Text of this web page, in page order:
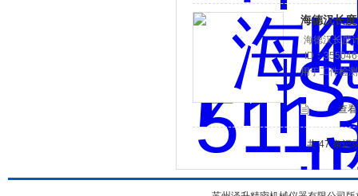
海德汉长
海德汉长度
ID：
用于工件检
查
共 47 条记